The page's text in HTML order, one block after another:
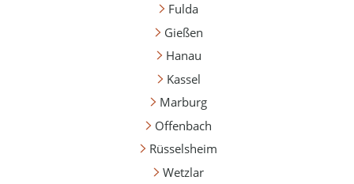
Fulda
Gießen
Hanau
Kassel
Marburg
Offenbach
Rüsselsheim
Wetzlar